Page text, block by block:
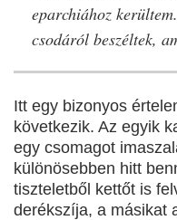
eparchiához
csodáról beszéltek,
Itt egy bizonyos
következik. Az egyik
egy csomagot
különösebben hitt
tiszteletből kettőt is
derékszíja, a másikat